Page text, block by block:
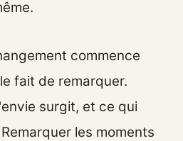
commence
fait de remarquer.
surgit, et ce qui
les moments